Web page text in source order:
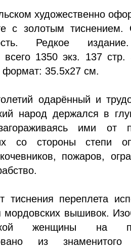
художественно
с золотым тиснением.
Редкое
всего 1350 экз. 137
35.5x27 см.
одарённый и
народ держался в
ими от
со стороны степи
пожаров,
тиснения переплета
мордовских вышивок.
женщины на
из знаменитого